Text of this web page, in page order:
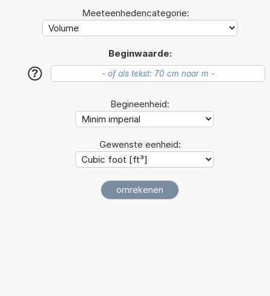
Meeteenhedencategorie:
Beginwaarde:
?
Begineenheid:
Gewenste eenheid: